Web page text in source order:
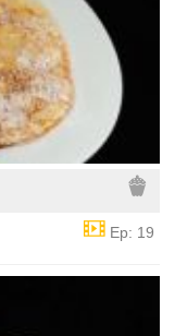
Ep: 19